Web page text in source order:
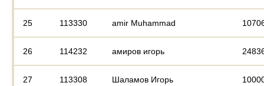
25 113330 amir Muhammad
26 114232 амиров игорь
27 113308 Шаламов Игорь